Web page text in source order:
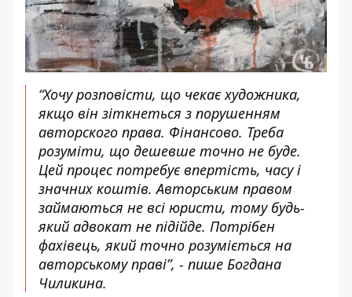
“Хочу розповісти, що чекає художника,
якщо він зіткнеться з порушенням
авторского права. Фінансово. Треба
розуміти, що дешевше точно не буде.
Цей процес потребує впертість, часу і
значних коштів. Авторським правом
займаються не всі юристи, тому будь-
який адвокат не підійде. Потрібен
фахівець, який точно розуміється на
авторському праві”, - пише Богдана
Чиликина.